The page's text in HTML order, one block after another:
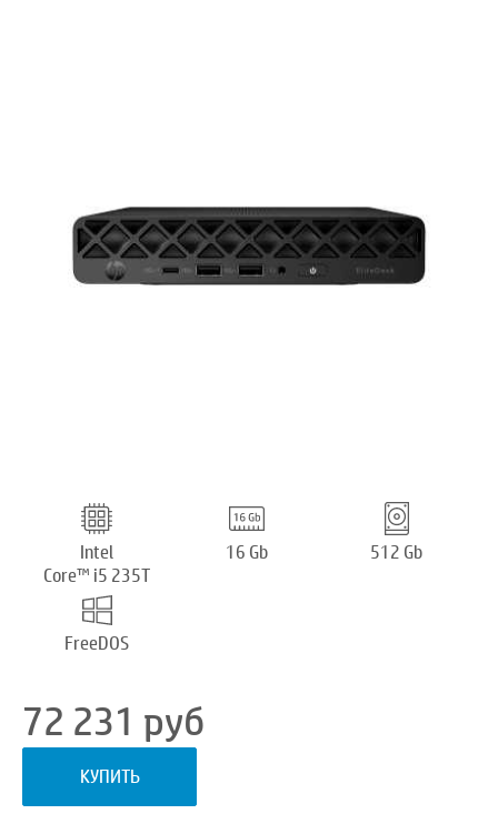
Intel
Core™ i5 235T
16 Gb 512 Gb
FreeDOS
72 231 руб
КУПИТЬ